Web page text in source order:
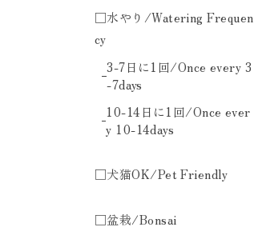
□水やり/Watering Frequen
cy
3-7日に1回/Once every 3
-7days
10-14日に1回/Once ever
y 10-14days
□犬猫OK/Pet Friendly
□盆栽/Bonsai